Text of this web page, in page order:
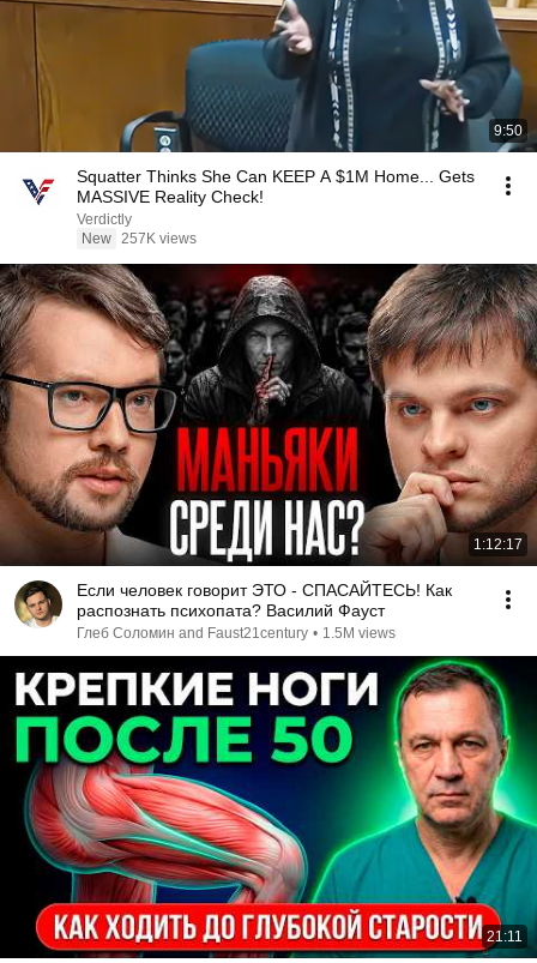
9:50
Squatter Thinks She Can KEEP A $1M Home... Gets
MASSIVE Reality Check!
Verdictly
New 257K views
1:12:17
Если человек говорит ЭТО - СПАСАЙТЕСЬ! Как
распознать психопата? Василий Фауст
Глеб Соломин and Faust21century • 1.5M views
21:11